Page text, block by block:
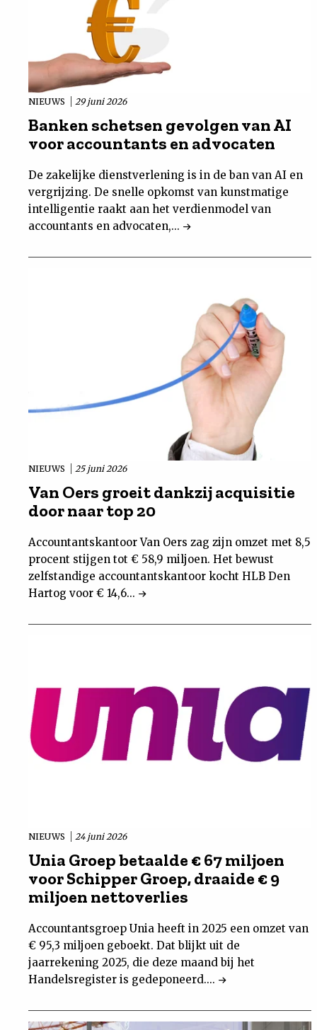
NIEUWS 29 juni 2026
Banken schetsen gevolgen van AI
voor accountants en advocaten
De zakelijke dienstverlening is in de ban van AI en
vergrijzing. De snelle opkomst van kunstmatige
intelligentie raakt aan het verdienmodel van
accountants en advocaten,...
NIEUWS 25 juni 2026
Van Oers groeit dankzij acquisitie
door naar top 20
Accountantskantoor Van Oers zag zijn omzet met 8,5
procent stijgen tot € 58,9 miljoen. Het bewust
zelfstandige accountantskantoor kocht HLB Den
Hartog voor € 14,6...
NIEUWS 24 juni 2026
Unia Groep betaalde € 67 miljoen
voor Schipper Groep, draaide € 9
miljoen nettoverlies
Accountantsgroep Unia heeft in 2025 een omzet van
€ 95,3 miljoen geboekt. Dat blijkt uit de
jaarrekening 2025, die deze maand bij het
Handelsregister is gedeponeerd....